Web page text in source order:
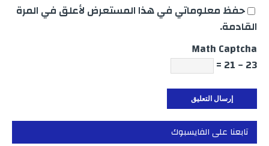
حفظ معلوماتي في هذا المستعرض لأعلق في المرة
القادمة.
Math Captcha
23 − 21 =
تابعنا على الفايسبوك